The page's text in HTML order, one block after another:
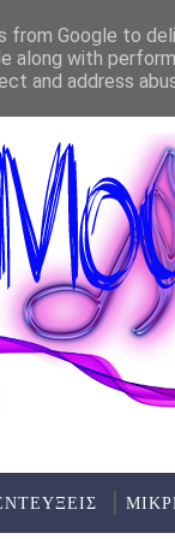
from Google to
along with
and address